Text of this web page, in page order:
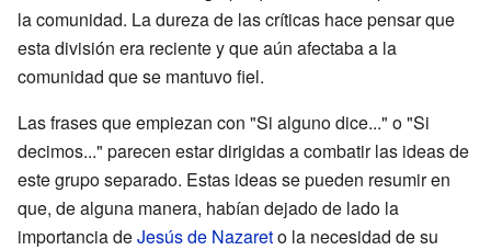
la comunidad. La dureza de las críticas hace pensar que
esta división era reciente y que aún afectaba a la
comunidad que se mantuvo fiel.
Las frases que empiezan con "Si alguno dice..." o "Si
decimos..." parecen estar dirigidas a combatir las ideas de
este grupo separado. Estas ideas se pueden resumir en
que, de alguna manera, habían dejado de lado la
importancia deJesús de Nazareto la necesidad de su